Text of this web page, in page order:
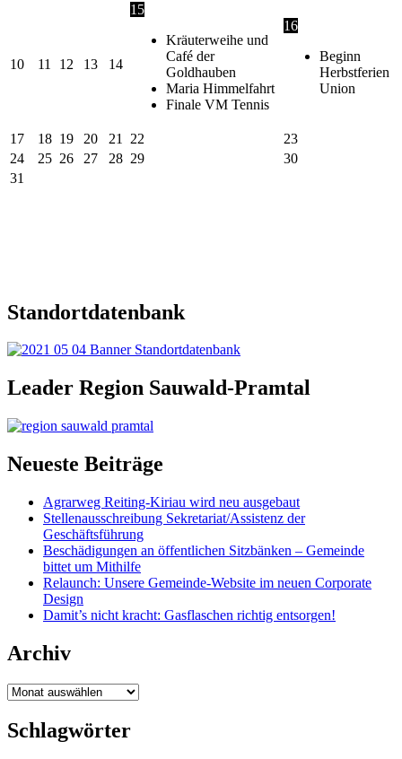
10 11 12 13 14
15
Kräuterweihe und
Café der
Goldhauben
Maria Himmelfahrt
Finale VM Tennis
16
Beginn
Herbstferien
Union
17 18 19 20 21 22
23
24
25 26 27 28 29
30
31
Standortdatenbank
Leader Region Sauwald-Pramtal
Neueste Beiträge
Agrarweg Reiting-Kiriau wird neu ausgebaut
Stellenausschreibung Sekretariat/Assistenz der
Geschäftsführung
Beschädigungen an öffentlichen Sitzbänken – Gemeinde
bittet um Mithilfe
Relaunch: Unsere Gemeinde-Website im neuen Corporate
Design
Damit’s nicht kracht: Gasflaschen richtig entsorgen!
Archiv
Archiv
Schlagwörter